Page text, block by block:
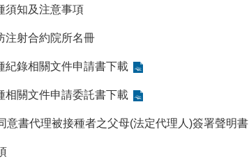
須知及注意事項
注射合約院所名冊
紀錄相關文件申請書下載
相關文件申請委託書下載
意書代理被接種者之父母(法定代理人)簽署聲明書